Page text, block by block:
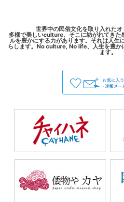
世界中の民俗文化を取り入れたオ
多様で美しいculture、そこに紡がれてきた
ルを豊かにする力があります。それは人生
らします。No culture, No life、人生を豊か